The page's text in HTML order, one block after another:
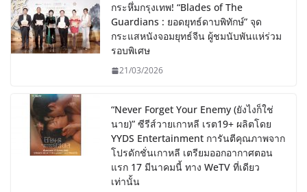
กระหึ่มกรุงเทพ! “Blades of The
Guardians : ยอดยุทธ์ดาบพิทักษ์” จุด
กระแสหนังจอมยุทธ์จีน ผู้ชมนับพันแห่ร่วม
รอบพิเศษ
21/03/2026
“Never Forget Your Enemy (ยังไงก็ใช่
นาย)” ซีรีส์วายเกาหลี เรต19+ ผลิตโดย
YYDS Entertainment การันตีคุณภาพจาก
โปรดักชั่นเกาหลี เตรียมออกอากาศตอน
แรก 17 มีนาคมนี้ ทาง WeTV ที่เดียว
เท่านั้น